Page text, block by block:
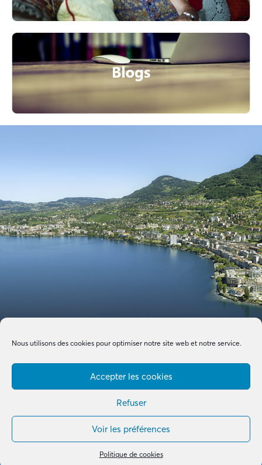
Nous utilisons des cookies pour optimiser notre site web et notre service.
Accepter les cookies
Refuser
Voir les préférences
Politique de cookies
B+G & Partners SA © 2026 –